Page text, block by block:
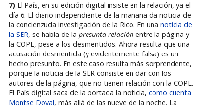
7)El País, en su edición digital insiste en la relación, ya el
día 6. El diario independiente de la mañana da noticia de
la concienzuda investigación de la Rico. En una noticia de
la SER, se habla de la presunta relaciónentre la página y
la COPE, pese a los desmentidos. Ahora resulta que una
acusación desmentida (y evidentemente falsa) es un
hecho presunto. En este caso resulta más sorprendente,
porque la noticia de la SER consiste en dar con los
autores de la página, que no tienen relación con la COPE.
El País digital saca de la portada la noticia, como cuenta
Montse Doval, más allá de las nueve de la noche. La